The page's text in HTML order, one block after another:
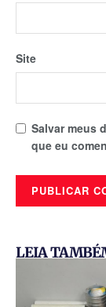
Site
Salvar meus
que eu
LEIA